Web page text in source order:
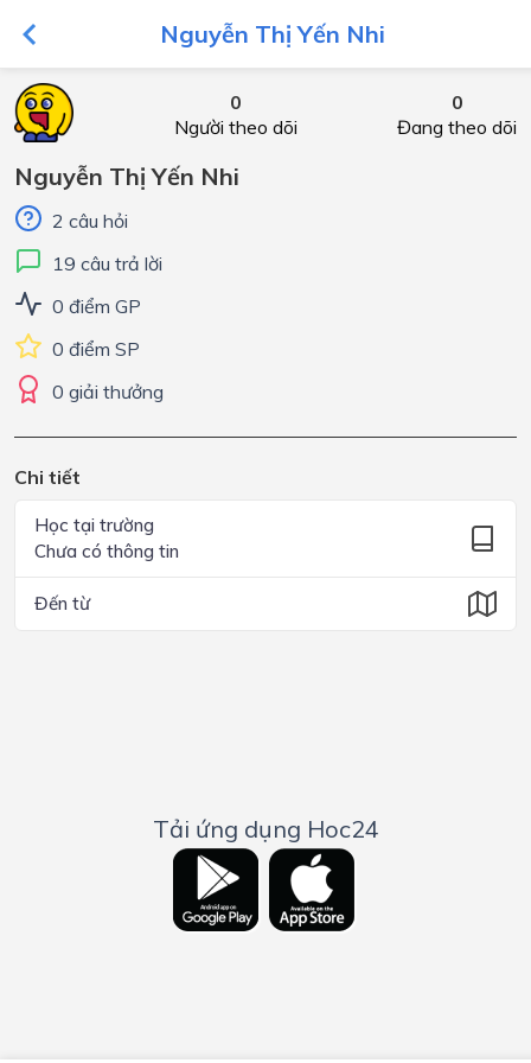
Nguyễn Thị Yến Nhi
0
Người theo dõi
0
Đang theo dõi
Nguyễn Thị Yến Nhi
2 câu hỏi
19 câu trả lời
0 điểm GP
0 điểm SP
0 giải thưởng
Chi tiết
Học tại trường
Chưa có thông tin
Đến từ
Tải ứng dụng Hoc24